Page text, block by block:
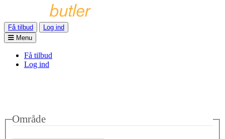
Få tilbud
Log ind
Menu
Få tilbud
Log ind
Område